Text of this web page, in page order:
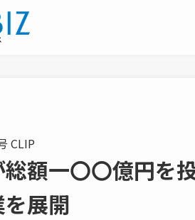
CLIP
総額一〇〇億円を
展開